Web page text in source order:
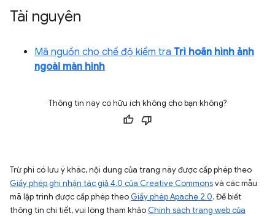
Tài nguyên
Mã nguồn cho chế độ kiểm tra Trì hoãn hình ảnh
ngoài màn hình
Thông tin này có hữu ích không cho bạn không?
Trừ phi có lưu ý khác, nội dung của trang này được cấp phép theo
Giấy phép ghi nhận tác giả 4.0 của Creative Commonsvà các mẫu
mã lập trình được cấp phép theo Giấy phép Apache 2.0. Để biết
thông tin chi tiết, vui lòng tham khảo Chính sách trang web của